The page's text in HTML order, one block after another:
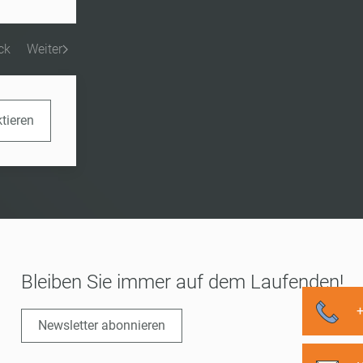
Weiter
Bleiben Sie immer auf dem Laufenden!
Newsletter abonnieren